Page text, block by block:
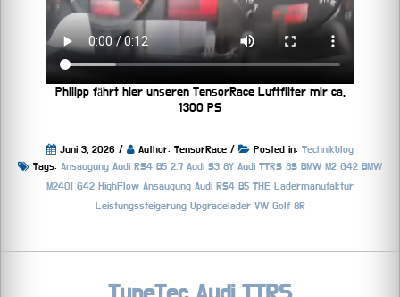
Philipp fährt hier unseren TensorRace Luftfilter mir ca.
1300 PS
Juni 3, 2026 / Author: TensorRace / Posted in: Technikblog
Tags: Ansaugung Audi RS4 B5 2.7 Audi S3 8Y Audi TTRS 8S BMW M2 G42 BMW
M240I G42 HighFlow Ansaugung Audi RS4 B5 THE Ladermanufaktur
Leistungssteigerung Upgradelader VW Golf 8R